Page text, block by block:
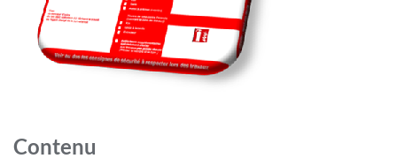
Contenu